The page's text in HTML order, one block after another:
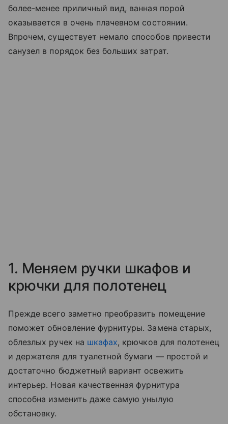
более-менее приличный вид, ванная порой
оказывается в очень плачевном состоянии.
Впрочем, существует немало способов привести
санузел в порядок без больших затрат.
1. Меняем ручки шкафов и
крючки для полотенец
Прежде всего заметно преобразить помещение
поможет обновление фурнитуры. Замена старых,
облезлых ручек на шкафах, крючков для полотенец
и держателя для туалетной бумаги — простой и
достаточно бюджетный вариант освежить
интерьер. Новая качественная фурнитура
способна изменить даже самую унылую
обстановку.